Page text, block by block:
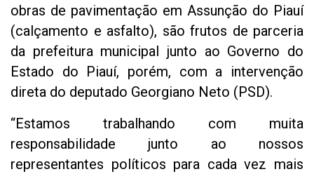
obras de pavimentação em Assunção do Piauí
(calçamento e asfalto), são frutos de parceria
da prefeitura municipal junto ao Governo do
Estado do Piauí, porém, com a intervenção
direta do deputado Georgiano Neto (PSD).
“Estamos trabalhando com muita
responsabilidade junto ao nossos
representantes políticos para cada vez mais